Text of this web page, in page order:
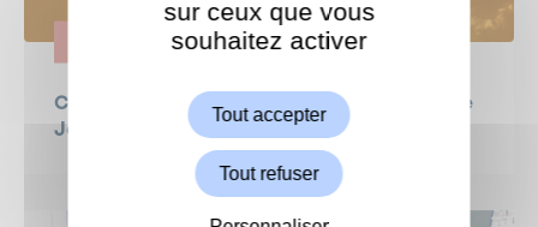
ENGAGEMENT
CANICULE - semaine du 22 juin : la lettre de
Jeanne Bécart, Maire de Garches
ShareThis est désactivé.
sur ceux que vous
souhaitez activer
Tout accepter
Tout refuser